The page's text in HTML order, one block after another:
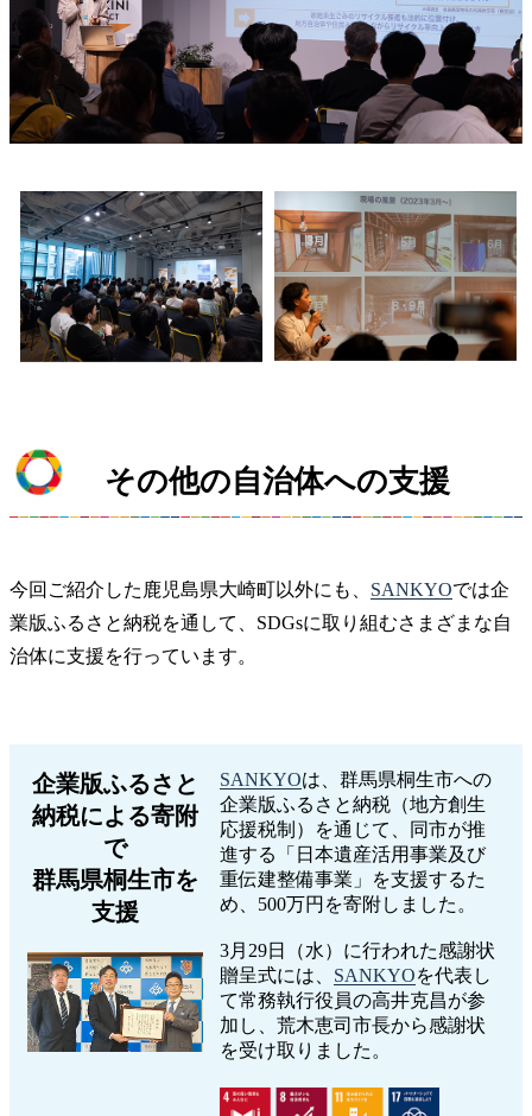
その他の自治体への支援
今回ご紹介した鹿児島県大崎町以外にも、 SANKYOでは企
業版ふるさと納税を通して、SDGsに取り組むさまざまな自
治体に支援を行っています。
企業版ふるさと
納税による寄附
で
群馬県桐生市を
支援
SANKYOは、群馬県桐生市への
企業版ふるさと納税（地方創生
応援税制）を通じて、同市が推
進する「日本遺産活用事業及び
重伝建整備事業」を支援するた
め、500万円を寄附しました。
3月29日（水）に行われた感謝状
贈呈式には、 SANKYOを代表し
て常務執行役員の高井克昌が参
加し、荒木恵司市長から感謝状
を受け取りました。